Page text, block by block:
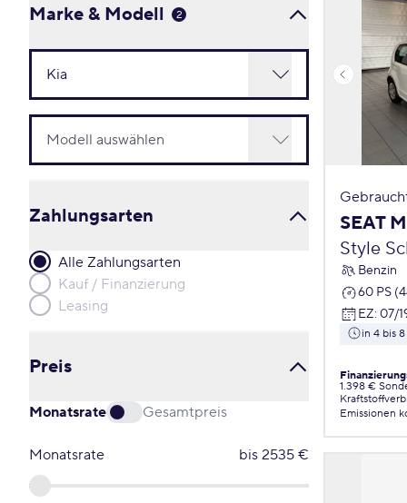
Marke & Modell 2
Zahlungsarten
Alle Zahlungsarten
Kauf / Finanzierung
Leasing
Preis
Monatsrate Gesamtpreis
Monatsrate bis 2535 €
SEAT
Style
Benzin
60 PS
EZ: 07/
in 4 bis
1.398 €
Emissionen